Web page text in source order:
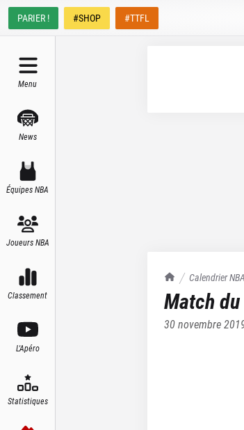
PARIER ! #SHOP #TTFL
Menu
News
Équipes NBA
Joueurs NBA
Classement
L'Apéro
Statistiques
TrashTalk Actu NBA
Calendrier NBA
Match du
30 novembre